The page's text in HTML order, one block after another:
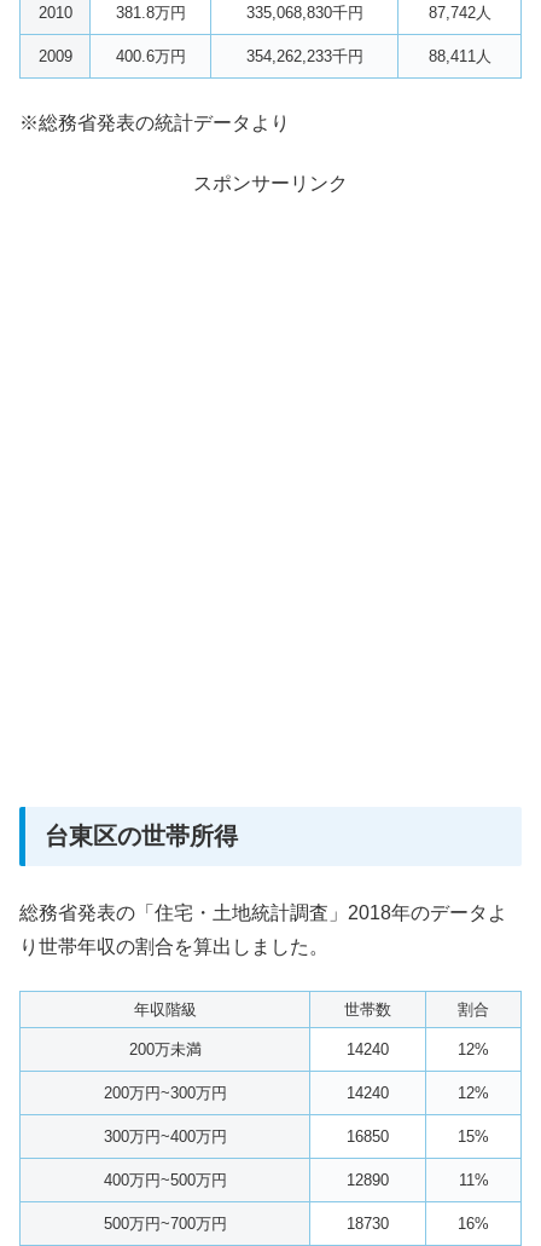
2010 381.8万円 335,068,830千円 87,742人
2009 400.6万円 354,262,233千円 88,411人
※総務省発表の統計データより
スポンサーリンク
台東区の世帯所得
総務省発表の「住宅・土地統計調査」2018年のデータよ
り世帯年収の割合を算出しました。
年収階級 世帯数 割合
200万未満 14240 12%
200万円~300万円 14240 12%
300万円~400万円 16850 15%
400万円~500万円 12890 11%
500万円~700万円 18730 16%